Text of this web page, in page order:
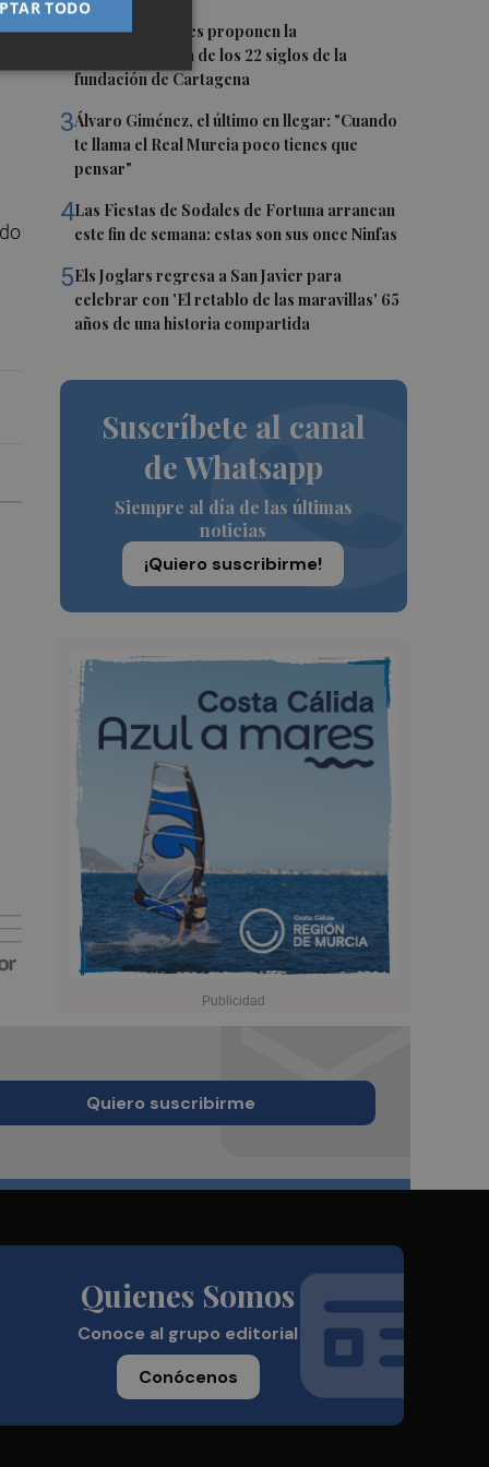
2Dos asociaciones proponen la
conmemoración de los 22 siglos de la
fundación de Cartagena
3Álvaro Giménez, el último en llegar: "Cuando
te llama el Real Murcia poco tienes que
pensar"
4Las Fiestas de Sodales de Fortuna arrancan
este fin de semana: estas son sus once Ninfas
5Els Joglars regresa a San Javier para
celebrar con 'El retablo de las maravillas' 65
años de una historia compartida
Suscríbete al canal
de Whatsapp
Siempre al día de las últimas
noticias
¡Quiero suscribirme!
Quiero suscribirme
Quienes Somos
Conoce al grupo editorial
Conócenos
TODO